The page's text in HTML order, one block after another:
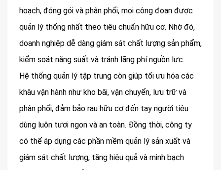
hoạch, đóng gói và phân phối, mọi công đoạn được
quản lý thống nhất theo tiêu chuẩn hữu cơ. Nhờ đó,
doanh nghiệp dễ dàng giám sát chất lượng sản phẩm,
kiểm soát năng suất và tránh lãng phí nguồn lực.
Hệ thống quản lý tập trung còn giúp tối ưu hóa các
khâu vận hành như kho bãi, vận chuyển, lưu trữ và
phân phối, đảm bảo rau hữu cơ đến tay người tiêu
dùng luôn tươi ngon và an toàn. Đồng thời, công ty
có thể áp dụng các phần mềm quản lý sản xuất và
giám sát chất lượng, tăng hiệu quả và minh bạch